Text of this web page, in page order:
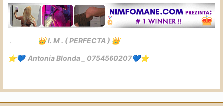
Islands in the stream…😀
🥰
️. 👑I. M . ( PERFECTA ) 👑
⭐💙Antonia Blonda _ 0754560207💙⭐